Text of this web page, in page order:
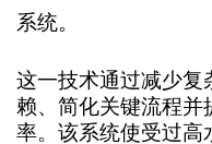
系统。
这一技术通过减少复
赖、简化关键流程并
率。该系统使受过高